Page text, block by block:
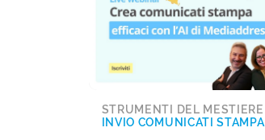
STRUMENTI DEL MESTIERE
INVIO COMUNICATI STAMPA